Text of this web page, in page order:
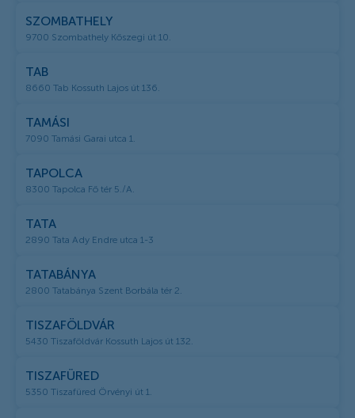
SZOMBATHELY
9700 Szombathely Kőszegi út 10.
TAB
8660 Tab Kossuth Lajos út 136.
TAMÁSI
7090 Tamási Garai utca 1.
TAPOLCA
8300 Tapolca Fő tér 5./A.
TATA
2890 Tata Ady Endre utca 1-3
TATABÁNYA
2800 Tatabánya Szent Borbála tér 2.
TISZAFÖLDVÁR
5430 Tiszaföldvár Kossuth Lajos út 132.
TISZAFÜRED
5350 Tiszafüred Örvényi út 1.